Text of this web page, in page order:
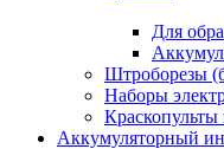
Для
Штроборезы
Наборы
Краскопульты
Аккумуляторный